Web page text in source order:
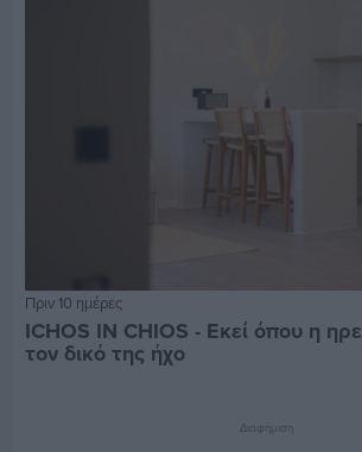
Πριν 10 ημέρες
ICHOS IN CHIOS - Εκεί όπου η
τον δικό της ήχο
Διαφήμιση